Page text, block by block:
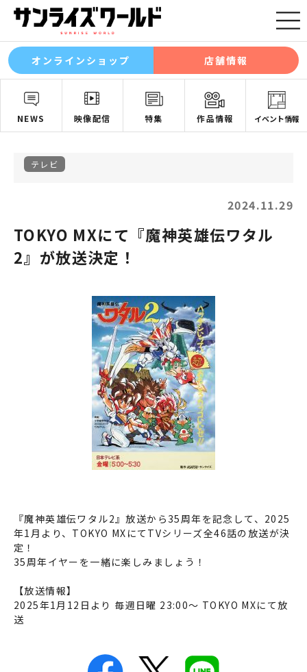
オンラインショップ 店舗情報
NEWS 映像配信 特集 作品情報 イベント情報
テレビ
2024.11.29
TOKYO MXにて『魔神英雄伝ワタル
2』が放送決定！
『魔神英雄伝ワタル2』放送から35周年を記念して、2025
年1月より、TOKYO MXにてTVシリーズ全46話の放送が決
定！
35周年イヤーを一緒に楽しみましょう！
【放送情報】
2025年1月12日より 毎週日曜 23:00～ TOKYO MXにて放
送